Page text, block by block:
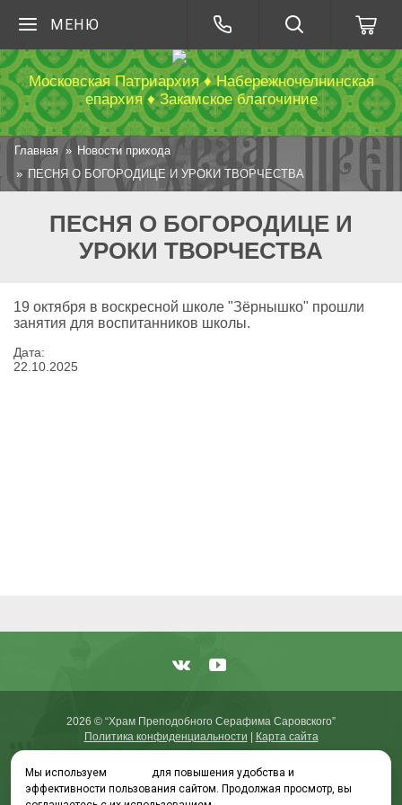
МЕНЮ
Московская Патриархия ♦ Набережночелнинская
епархия ♦ Закамское благочиние
Главная
Новости прихода
ПЕСНЯ О БОГОРОДИЦЕ И УРОКИ ТВОРЧЕСТВА
ПЕСНЯ О БОГОРОДИЦЕ И
УРОКИ ТВОРЧЕСТВА
19 октября в воскресной школе "Зёрнышко" прошли
занятия для воспитанников школы.
Дата:
22 10 2025
2026 © “Храм Преподобного Серафима Саровского”
Политика конфиденциальности
Карта сайта
Мы используем
для повышения удобства и
эффективности пользования сайтом. Продолжая просмотр, вы